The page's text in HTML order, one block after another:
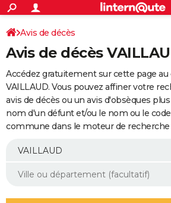
ACTUALITÉS
Politique
Société
Faits Divers
Education
Monde
Villes
+
SPORT
Coupe du monde 2026
Football
Tennis
Cyclisme
Rugby
Forum
Programme TV
TNT
Streaming
Cinéma
Sorties cinéma
Musique
+
FINANCE
Retraite
Epargne
Immobilier
Risques naturels par ville
Banque
Assurance
AUTO
Essais
Réserver un essai
Citadines
Berlines
SUV
Forum auto
+
Mobiles
Meilleur smartphone
Internet
Ordinateurs
Jeux vidéo
Guide high-tech
Aménagement intérieur
Avis de décès
Avis de décès
Accédez gratuitement sur cette page au
VAILLAUD. Vous pouvez affiner votre
avis de décès ou un avis d'obsèques
nom d'un défunt et/ou le nom ou le
commune dans le moteur de recherche